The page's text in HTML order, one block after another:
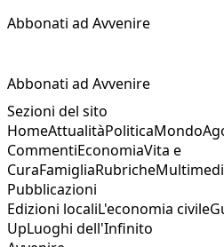
Abbonati ad Avvenire
Abbonati ad Avvenire
Sezioni del sito
HomeAttualitàPoliticaMondo
CommentiEconomiaVita e
CuraFamigliaRubriche
Pubblicazioni
Edizioni localiL'economia civile
UpLuoghi dell'Infinito